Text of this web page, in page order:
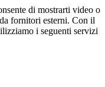
di mostrarti video o
fornitori esterni. Con il
i seguenti servizi